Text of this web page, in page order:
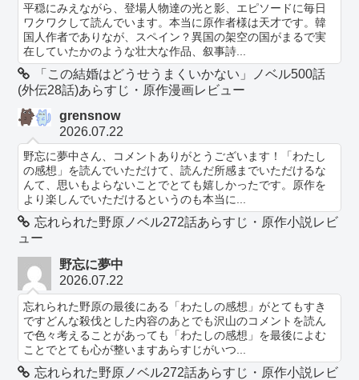
平穏にみえながら、登場人物達の光と影、エピソードに毎日
ワクワクして読んでいます。本当に原作者様は天才です。韓
国人作者でありなが、スペイン？異国の架空の国がまるで実
在していたかのような壮大な作品、叙事詩...
「この結婚はどうせうまくいかない」ノベル500話
(外伝28話)あらすじ・原作漫画レビュー
grensnow
2026.07.22
野忘に夢中さん、コメントありがとうございます！「わたし
の感想」を読んでいただけて、読んだ所感までいただけるな
んて、思いもよらないことでとても嬉しかったです。原作を
より楽しんでいただけるというのも本当に...
忘れられた野原ノベル272話あらすじ・原作小説レビ
ュー
野忘に夢中
2026.07.22
忘れられた野原の最後にある「わたしの感想」がとてもすき
ですどんな殺伐とした内容のあとでも沢山のコメントを読ん
で色々考えることがあっても「わたしの感想」を最後によむ
ことでとても心が整いますあらすじがいつ...
忘れられた野原ノベル272話あらすじ・原作小説レビ